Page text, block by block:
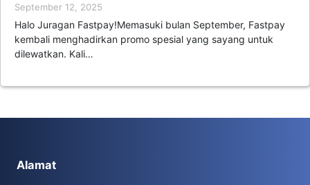
September 12, 2025
Halo Juragan Fastpay!Memasuki bulan September, Fastpay
kembali menghadirkan promo spesial yang sayang untuk
dilewatkan. Kali…
Alamat